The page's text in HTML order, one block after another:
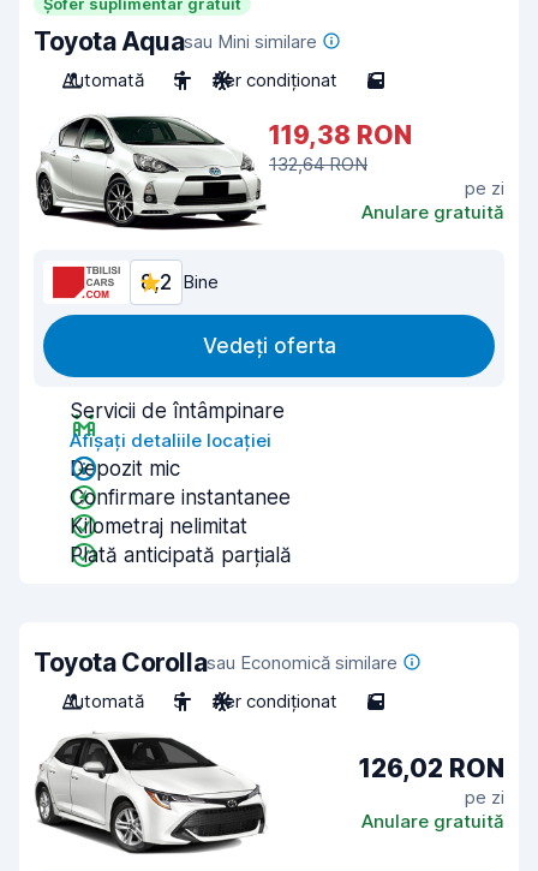
Toyota Aquasau Mini similare
Automată
5 Aer condiționat 5
119,38 RON
132,64 RON
pe zi
Anulare gratuită
8,2 Bine
Vedeți oferta
Servicii de întâmpinare
Afișați detaliile locației
Depozit mic
Confirmare instantanee
Kilometraj nelimitat
Plată anticipată parțială
Toyota Corollasau Economică similare
Automată
5 Aer condiționat 5
126,02 RON
pe zi
Anulare gratuită